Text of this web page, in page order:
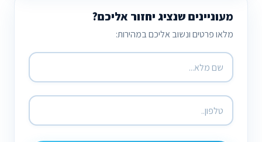
מעוניינים שנציג יחזור אליכם?
מלאו פרטים ונשוב אליכם במהירות: